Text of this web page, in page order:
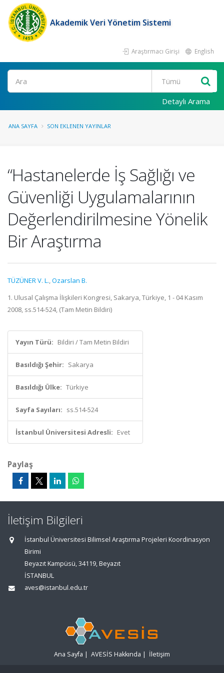
Akademik Veri Yönetim Sistemi
Araştırmacı Girişi English
Ara
Detaylı Arama
ANA SAYFA SON EKLENEN YAYINLAR
“Hastanelerde İş Sağlığı ve
Güvenliği Uygulamalarının
Değerlendirilmesine Yönelik
Bir Araştırma
TÜZÜNER V. L.,Ozarslan B.
1. Ulusal Çalışma İlişkileri Kongresi, Sakarya, Türkiye, 1 - 04 Kasım
2008, ss.514-524, (Tam Metin Bildiri)
Yayın Türü: Bildiri / Tam Metin Bildiri
Basıldığı Şehir: Sakarya
Basıldığı Ülke: Türkiye
Sayfa Sayıları: ss.514-524
İstanbul Üniversitesi Adresli: Evet
Paylaş
İletişim Bilgileri
İstanbul Üniversitesi Bilimsel Araştırma Projeleri Koordinasyon
Birimi
Beyazıt Kampüsü, 34119, Beyazıt
İSTANBUL
aves@istanbul.edu.tr
Ana Sayfa | AVESİS Hakkında | İletişim